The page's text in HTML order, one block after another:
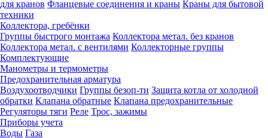
для кранов Фланцевые соединения и краны Краны для бытовой
техники
Коллектора, гребёнки
Группы быстрого монтажа Коллектора метал. без кранов
Коллектора метал. с вентилями Коллекторные группы
Комплектующие
Манометры и термометры
Предохранительная арматура
Воздухоотводчики Группы безоп-ти Защита котла от холодной
обратки Клапана обратные Клапана предохранительные
Регуляторы тяги Реле Трос, зажимы
Приборы учета
Воды Газа